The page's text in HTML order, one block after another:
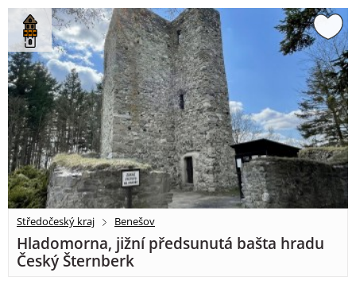
Středočeský kraj Benešov
Hladomorna, jižní předsunutá bašta hradu
Český Šternberk